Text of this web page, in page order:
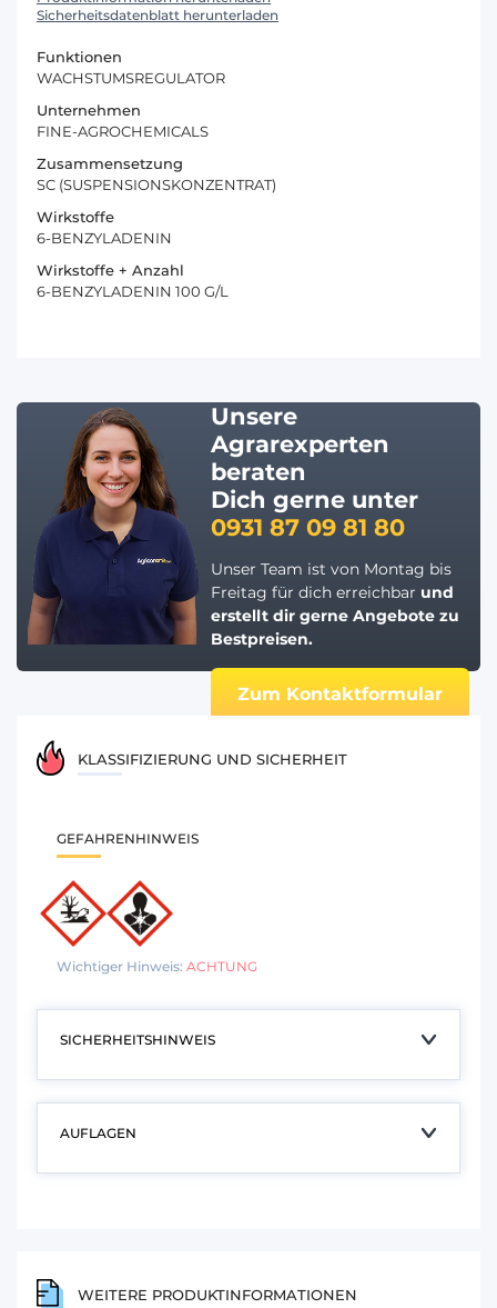
Sicherheitsdatenblatt herunterladen
Funktionen
WACHSTUMSREGULATOR
Unternehmen
FINE-AGROCHEMICALS
Zusammensetzung
SC (SUSPENSIONSKONZENTRAT)
Wirkstoffe
6-BENZYLADENIN
Wirkstoffe + Anzahl
6-BENZYLADENIN 100 G/L
Unsere
Agrarexperten
beraten
Dich gerne unter
0931 87 09 81 80
Unser Team ist von Montag bis
Freitag für dich erreichbar und
erstellt dir gerne Angebote zu
Bestpreisen.
Zum Kontaktformular
KLASSIFIZIERUNG UND SICHERHEIT
GEFAHRENHINWEIS
Wichtiger Hinweis: ACHTUNG
SICHERHEITSHINWEIS
AUFLAGEN
WEITERE PRODUKTINFORMATIONEN